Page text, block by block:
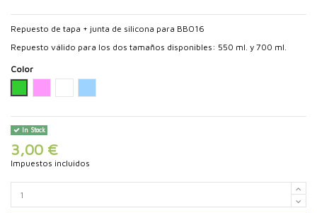
Repuesto de tapa + junta de silicona para BBO16
Repuesto válido para los dos tamaños disponibles: 550 ml. y 700 ml.
Color
In Stock
3,00 €
Impuestos incluidos